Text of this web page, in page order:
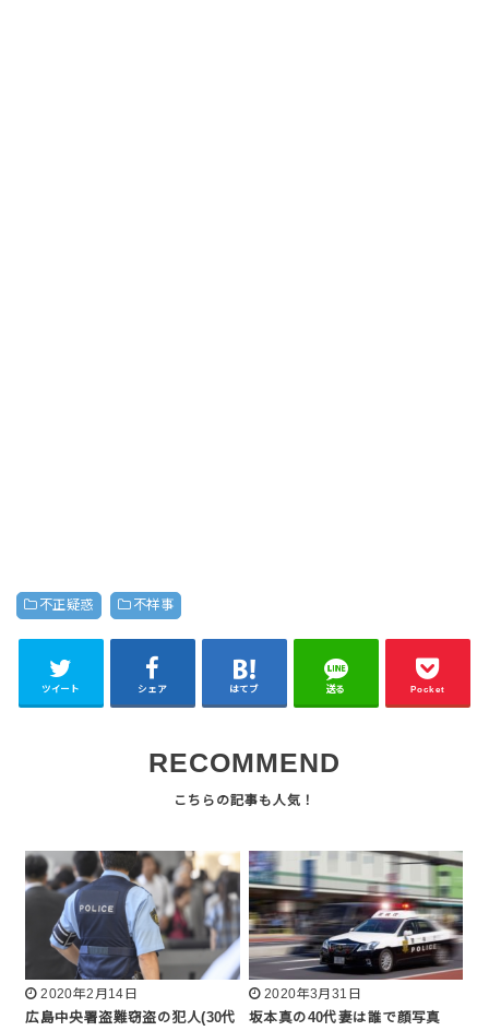
不正疑惑 不祥事
ツイート シェア はてブ 送る Pocket
RECOMMEND
2020年2月14日
広島中央署盗難窃盗の犯人(30代
2020年3月31日
坂本真の40代妻は誰で顔写真